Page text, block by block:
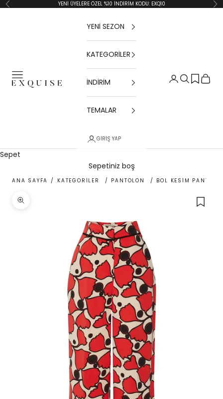
İçeriğe geç
Geri YENİ ÜYELERE ÖZEL %10 İNDİRİM KODU: EXQ10
Menü
Exquise TR
Giriş Yap
Ara Sepet
YENİ SEZON
KATEGORİLER
İNDİRİM
TEMALAR
GIRIŞ YAP
Sepet
Sepetiniz boş
ANA SAYFA / KATEGORİLER / PANTOLON / BOL KESİM
Yakınlaştır